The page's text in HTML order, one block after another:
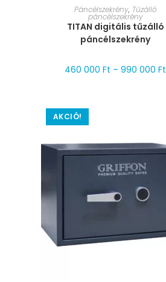
MÉRET VÁLASZTÁSA
Páncélszekrény, Tűzálló
páncélszekrény
TITAN digitális tűzálló
páncélszekrény
460 000Ft –990 000Ft
AKCIÓ!